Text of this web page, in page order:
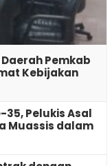
Pemkab
Kebijakan
Pelukis Asal
Muassis dalam